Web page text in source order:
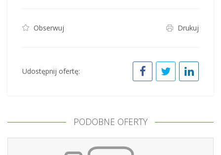
Obserwuj Drukuj
Udostępnij ofertę:
PODOBNE OFERTY